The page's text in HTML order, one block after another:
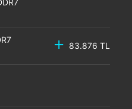
83.876 TL